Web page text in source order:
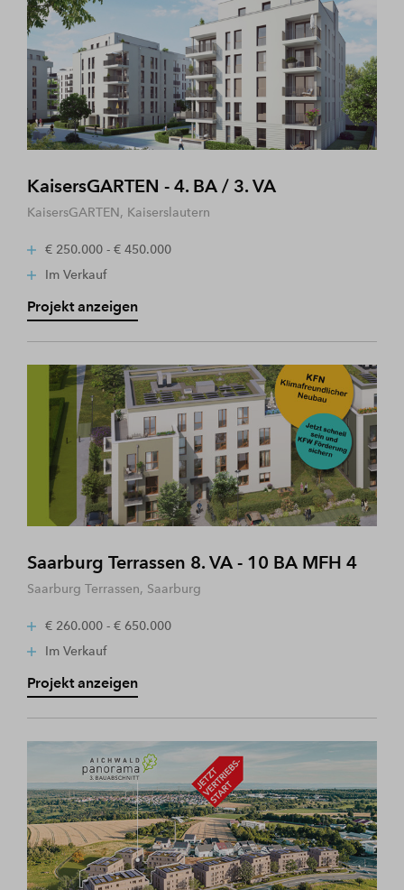
KaisersGARTEN - 4. BA / 3. VA
KaisersGARTEN, Kaiserslautern
€ 250.000 - € 450.000
Im Verkauf
Projekt anzeigen
Saarburg Terrassen 8. VA - 10 BA MFH 4
Saarburg Terrassen, Saarburg
€ 260.000 - € 650.000
Im Verkauf
Projekt anzeigen